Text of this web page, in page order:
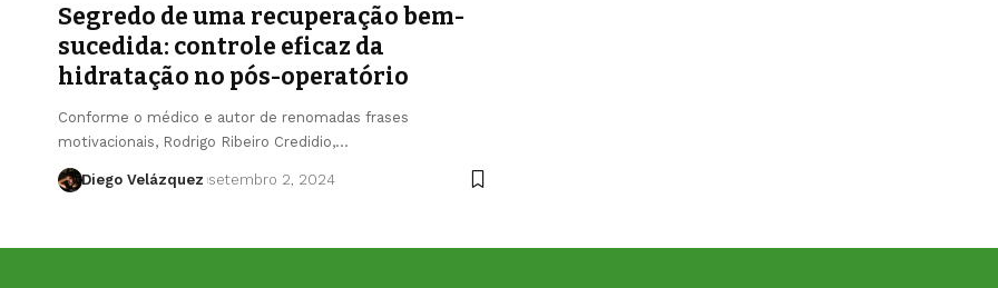
Segredo de uma recuperação bem-
sucedida: controle eficaz da
hidratação no pós-operatório
Conforme o médico e autor de renomadas frases
motivacionais, Rodrigo Ribeiro Credidio,…
Diego Velázquez setembro 2, 2024